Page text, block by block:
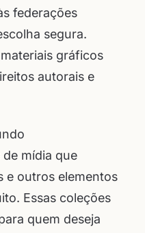
federações
segura.
gráficos
autorais e
mídia que
e outros elementos
Essas coleções
quem deseja